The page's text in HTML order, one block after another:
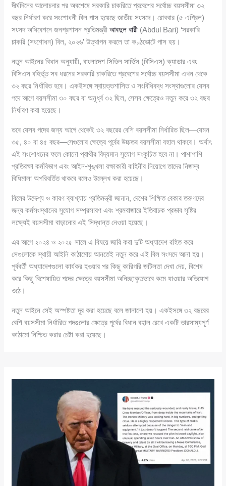
দীর্ঘদিনের আলোচনার পর অবশেষে সরকারি চাকরিতে প্রবেশের সর্বোচ্চ বয়সসীমা ৩২
বছর নির্ধারণ করে সংশোধনী বিল পাস হয়েছে জাতীয় সংসদে। রোববার (৫ এপ্রিল)
সংসদ অধিবেশনে জনপ্রশাসন প্রতিমন্ত্রীআবদুল বারী (Abdul Bari) ‘সরকারি
চাকরি (সংশোধন) বিল, ২০২৬’ উত্থাপন করলে তা কণ্ঠভোটে পাস হয়।
নতুন আইনের বিধান অনুযায়ী, বাংলাদেশ সিভিল সার্ভিস (বিসিএস) ক্যাডার এবং
বিসিএস বহির্ভূত সব ধরনের সরকারি চাকরিতে প্রবেশের সর্বোচ্চ বয়সসীমা এখন থেকে
৩২ বছর নির্ধারিত হবে। একইসঙ্গে স্বায়ত্তশাসিত ও সংবিধিবদ্ধ সংস্থাগুলোর যেসব
পদে আগে বয়সসীমা ৩০ বছর বা অনূর্ধ্ব ৩২ ছিল, সেসব ক্ষেত্রেও নতুন করে ৩২ বছর
নির্ধারণ করা হয়েছে।
তবে যেসব পদের জন্য আগে থেকেই ৩২ বছরের বেশি বয়সসীমা নির্ধারিত ছিল—যেমন
৩৫, ৪০ বা ৪৫ বছর—সেগুলোর ক্ষেত্রে পূর্বের উচ্চতর বয়সসীমা বহাল থাকবে। অর্থাৎ
এই সংশোধনের ফলে কোনো প্রার্থীর বিদ্যমান সুযোগ সংকুচিত হবে না। পাশাপাশি
প্রতিরক্ষা কর্মবিভাগ এবং আইন-শৃঙ্খলা রক্ষাকারী বাহিনীর নিয়োগে তাদের নিজস্ব
বিধিমালা অপরিবর্তিত থাকবে বলেও উল্লেখ করা হয়েছে।
বিলের উদ্দেশ্য ও কারণ ব্যাখ্যায় প্রতিমন্ত্রী জানান, দেশের শিক্ষিত বেকার তরুণদের
জন্য কর্মসংস্থানের সুযোগ সম্প্রসারণ এবং শ্রমবাজারে ইতিবাচক প্রভাব সৃষ্টির
লক্ষ্যেই বয়সসীমা বাড়ানোর এই সিদ্ধান্ত নেওয়া হয়েছে।
এর আগে ২০২৪ ও ২০২৫ সালে এ বিষয়ে জারি করা দুটি অধ্যাদেশ রহিত করে
সেগুলোকে স্থায়ী আইনি কাঠামোয় আনতেই নতুন করে এই বিল সংসদে আনা হয়।
পূর্ববর্তী অধ্যাদেশগুলো কার্যকর হওয়ার পর কিছু কারিগরি জটিলতা দেখা দেয়, বিশেষ
করে কিছু বিশেষায়িত পদের ক্ষেত্রে বয়সসীমা অনিচ্ছাকৃতভাবে কমে যাওয়ার অভিযোগ
ওঠে।
নতুন আইনে সেই অস্পষ্টতা দূর করা হয়েছে বলে জানানো হয়। একইসঙ্গে ৩২ বছরের
বেশি বয়সসীমা নির্ধারিত পদগুলোর ক্ষেত্রে পূর্বের বিধান বহাল রেখে একটি ভারসাম্যপূর্ণ
কাঠামো নিশ্চিত করার চেষ্টা করা হয়েছে।